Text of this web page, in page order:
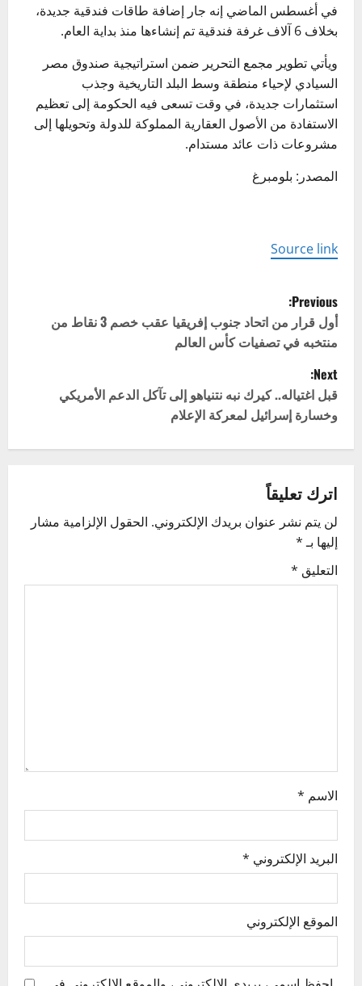
في أغسطس الماضي إنه جار إضافة طاقات فندقية جديدة،
بخلاف 6 آلاف غرفة فندقية تم إنشاءها منذ بداية العام.
ويأتي تطوير مجمع التحرير ضمن استراتيجية صندوق مصر
السيادي لإحياء منطقة وسط البلد التاريخية وجذب
استثمارات جديدة، في وقت تسعى فيه الحكومة إلى تعظيم
الاستفادة من الأصول العقارية المملوكة للدولة وتحويلها إلى
مشروعات ذات عائد مستدام.
المصدر: بلومبرغ
Source link
P
o
s
t
n
v
i
g
Previous:
أول قرار من اتحاد جنوب إفريقيا عقب خصم 3 نقاط من
منتخبه في تصفيات كأس العالم
Next:
قبل اغتياله.. كيرك نبه نتنياهو إلى تآكل الدعم الأمريكي
وخسارة إسرائيل لمعركة الإعلام
اترك تعليقاً
لن يتم نشر عنوان بريدك الإلكتروني. الحقول الإلزامية مشار
إليها بـ*
التعليق *
الاسم *
البريد الإلكتروني *
الموقع الإلكتروني